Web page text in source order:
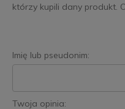
którzy kupili dany produkt.
Imię lub pseudonim:
Twoja opinia: